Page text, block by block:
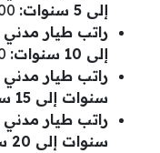
إلى 5 سنوات:
إلى 10 سنوات:
سنوات إلى 15 سنوات:
سنوات إلى 20 سنوات: